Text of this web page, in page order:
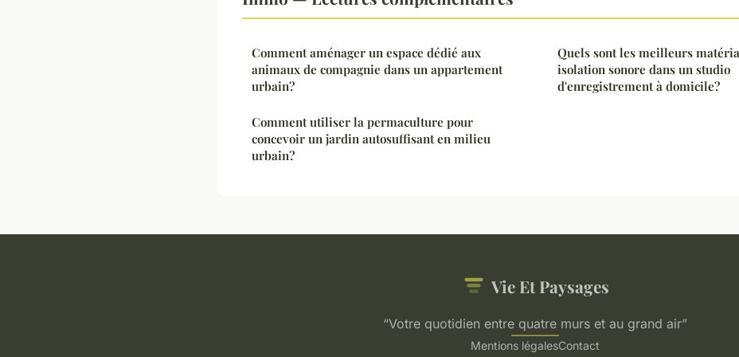
Comment aménager un espace dédié aux
animaux de compagnie dans un appartement
urbain?
Comment utiliser la permaculture pour
concevoir un jardin autosuffisant en milieu
urbain?
Quels sont les meilleurs
isolation sonore dans un studio
d'enregistrement à domicile?
Vie Et Paysages
“Votre quotidien entre quatre murs et au grand air”
Mentions légalesContact